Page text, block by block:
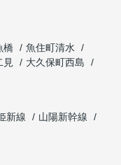
橋
魚住町清水
見
大久保町西島
新線
山陽新幹線